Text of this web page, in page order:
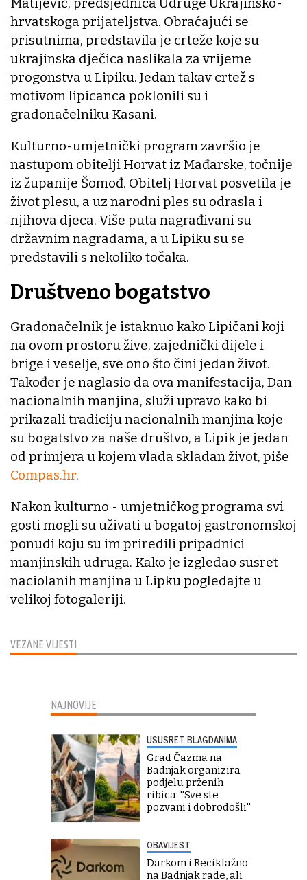
VEZANE VIJESTI
Matijević, predsjednica Udruge Ukrajinsko-
hrvatskoga prijateljstva. Obraćajući se
prisutnima, predstavila je crteže koje su
ukrajinska dječica naslikala za vrijeme
progonstva u Lipiku. Jedan takav crtež s
motivom lipicanca poklonili su i
gradonačelniku Kasani.
Kulturno-umjetnički program završio je
nastupom obitelji Horvat iz Mađarske, točnije
iz županije Šomođ. Obitelj Horvat posvetila je
život plesu, a uz narodni ples su odrasla i
njihova djeca. Više puta nagrađivani su
državnim nagradama, a u Lipiku su se
predstavili s nekoliko točaka.
Društveno bogatstvo
Gradonačelnik je istaknuo kako Lipičani koji
na ovom prostoru žive, zajednički dijele i
brige i veselje, sve ono što čini jedan život.
Također je naglasio da ova manifestacija, Dan
nacionalnih manjina, služi upravo kako bi
prikazali tradiciju nacionalnih manjina koje
su bogatstvo za naše društvo, a Lipik je jedan
od primjera u kojem vlada skladan život, piše
Compas.hr.
Nakon kulturno - umjetničkog programa svi
gosti mogli su uživati u bogatoj gastronomskoj
ponudi koju su im priredili pripadnici
manjinskih udruga. Kako je izgledao susret
naciolanih manjina u Lipku pogledajte u
velikoj fotogaleriji.
NAJNOVIJE
USUSRET BLAGDANIMA
Grad Čazma na
Badnjak organizira
podjelu prženih
ribica: ''Sve ste
pozvani i dobrodošli''
OBAVIJEST
Darkom i Reciklažno
na Badnjak rade, ali